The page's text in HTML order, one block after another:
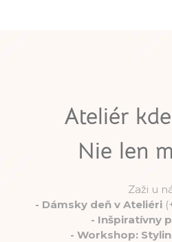
Ateliér
Nie len
Zaži u
- Dámsky deň v Ateliéri
- Inšpiratívny
- Workshop: